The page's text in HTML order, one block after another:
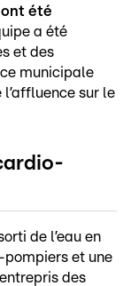
été
a été
et des
municipale
sur le
de l’eau en
et une
des